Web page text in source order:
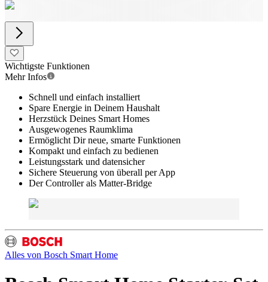
Wichtigste Funktionen
Mehr Infos
Schnell und einfach installiert
Spare Energie in Deinem Haushalt
Herzstück Deines Smart Homes
Ausgewogenes Raumklima
Ermöglicht Dir neue, smarte Funktionen
Kompakt und einfach zu bedienen
Leistungsstark und datensicher
Sichere Steuerung von überall per App
Der Controller als Matter-Bridge
Alles von Bosch Smart Home